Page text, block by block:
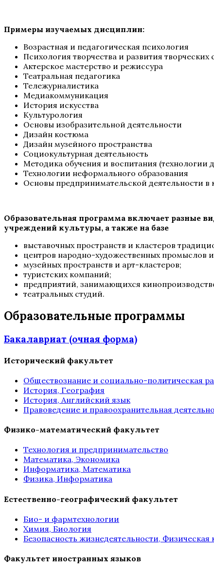
Примеры изучаемых дисциплин:
Возрастная и педагогическая психология
Психология творчества и развития творческих
Актерское мастерство и режиссура
Театральная педагогика
Тележурналистика
Медиакоммуникация
История искусства
Культурология
Основы изобразительной деятельности
Дизайн костюма
Дизайн музейного пространства
Социокультурная деятельность
Методика обучения и воспитания (технологии
Технологии неформального образования
Основы предпринимательской деятельности в
Образовательная программа включает разные
учреждений культуры, а также на базе
выставочных пространств и кластеров
центров народно-художественных промыслов
музейных пространств и арт-кластеров;
туристских компаний;
предприятий, занимающихся
театральных студий.
Образовательные программы
Бакалавриат (очная форма)
Исторический факультет
Обществознание и социально-политическая
История, География
История, Английский язык
Правоведение и правоохранительная
Физико-математический факультет
Технология и предпринимательство
Математика, Экономика
Информатика, Математика
Физика, Информатика
Естественно-географический факультет
Био- и фармтехнологии
Химия, Биология
Безопасность жизнедеятельности, Физическая
Факультет иностранных языков